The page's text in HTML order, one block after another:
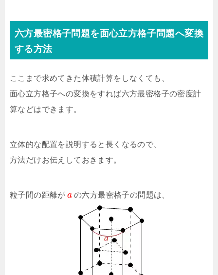
六方最密格子問題を面心立方格子問題へ変換
する方法
ここまで求めてきた体積計算をしなくても、
面心立方格子への変換をすれば六方最密格子の密度計
算などはできます。
立体的な配置を説明すると長くなるので、
方法だけお伝えしておきます。
粒子間の距離が a の六方最密格子の問題は、